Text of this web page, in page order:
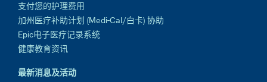
支付您的护理费用
加州医疗补助计划 (Medi-Cal/白卡) 协助
Epic电子医疗记录系统
健康教育资讯
最新消息及活动